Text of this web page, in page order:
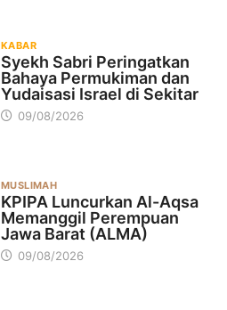
KABAR
Syekh Sabri Peringatkan
Bahaya Permukiman dan
Yudaisasi Israel di Sekitar
09/08/2026
MUSLIMAH
KPIPA Luncurkan Al-Aqsa
Memanggil Perempuan
Jawa Barat (ALMA)
09/08/2026